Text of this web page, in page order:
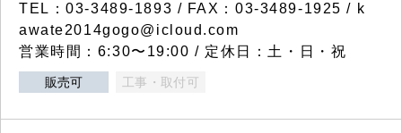
TEL：03-3489-1893 / FAX：03-3489-1925 / k
awate2014gogo@icloud.com
営業時間：6:30〜19:00 / 定休日：土・日・祝
販売可 工事・取付可